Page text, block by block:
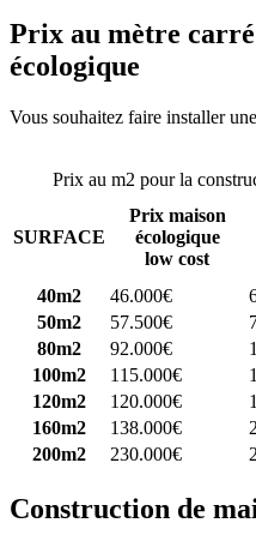
Prix au mètre
écologique
Vous souhaitez faire installer
Prix au m2 pour la
SURFACE
Prix maison
écologique
low cost
40m2
46.000€
50m2
57.500€
80m2
92.000€
100m2
115.000€
120m2
120.000€
160m2
138.000€
200m2
230.000€
Construction de